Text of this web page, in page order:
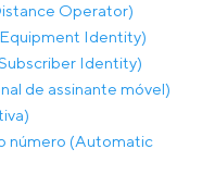
Operator)
Identity)
Identity)
de assinante móvel)
número (Automatic